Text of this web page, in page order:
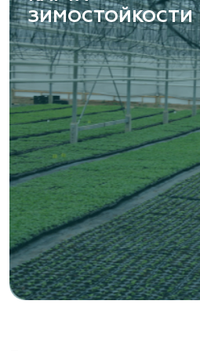
«ВЕНЕВ» питомник
Тульская область,
Борщевое, улица Лесная,
8 963 224 87 99
https://www.venev1.ru/
«ВЕНЕВ» питомник
Тульская область,
Борщевое, улица Лесная,
8 963 224 87 99
https://www.venev1.ru/
ЗИМОСТОЙКОСТИ